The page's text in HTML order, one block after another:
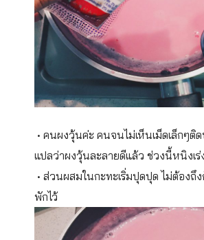
• คนผงวุ้นค่ะ คนจนไม่เห็นเม็ดเล็กๆติ
แปลว่าผงวุ้นละลายดีแล้ว ช่วงนี้หนิงเ
• ส่วนผสมในกะทะเริ่มปุดปุด ไม่ต้องถึ
พักไว้